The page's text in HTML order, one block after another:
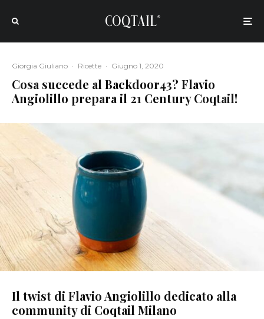
Giorgia Giuliano · Ricette · Giugno 1, 2020
Cosa succede al Backdoor43? Flavio
Angiolillo prepara il 21 Century Coqtail!
Il twist di Flavio Angiolillo dedicato alla
community di Coqtail Milano